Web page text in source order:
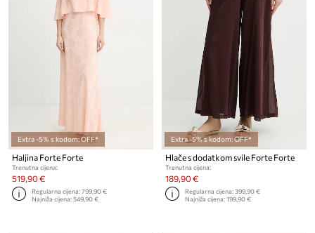
Extra -5% s kodom: OFF*
Haljina Forte Forte
Trenutna cijena:
519,90 €
Regularna cijena:799,90 €
Najniža cijena:549,90 €
Extra -5% s kodom: OFF*
Hlače s dodatkom svile Forte Forte
Trenutna cijena:
189,90 €
Regularna cijena:399,90 €
Najniža cijena:199,90 €